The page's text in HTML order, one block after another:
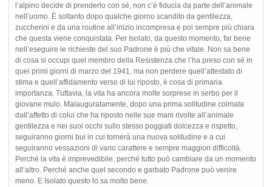
l’alpino decide di prenderlo con sé, non c’è fiducia da parte dell’animale
nell’uomo. È soltanto dopo qualche giorno scandito da gentilezza,
zuccherini e da una routine all’inizio incompresa e poi sempre più chiara
che questa viene conquistata. Per Isolato, da questo momento, far bene
nell’eseguire le richieste del suo Padrone è più che vitale. Non sa bene
di cosa si occupi quel membro della Resistenza che l’ha preso con sé in
quei primi giorni di marzo del 1941, ma non perdere quell’attestato di
stima e quell’affidamento verso di lui riposto, è cosa di primaria
importanza. Tuttavia, la vita ha ancora molte sorprese in serbo per il
giovane mulo. Malauguratamente, dopo una prima solitudine colmata
dall’affetto di colui che ha riposto nelle sue mani rivolte all’animale
gentilezza e nei suoi occhi sullo stesso poggiati dolcezza e rispetto,
seguiranno giorni bui in cui tornerà una nuova solitudine e a cui
seguiranno vessazioni di vario carattere e sempre maggiori difficoltà.
Perché la vita è imprevedibile, perché tutto può cambiare da un momento
all’altro. Perché anche quel secondo e garbato Padrone può venire
meno. E Isolato questo lo sa molto bene.